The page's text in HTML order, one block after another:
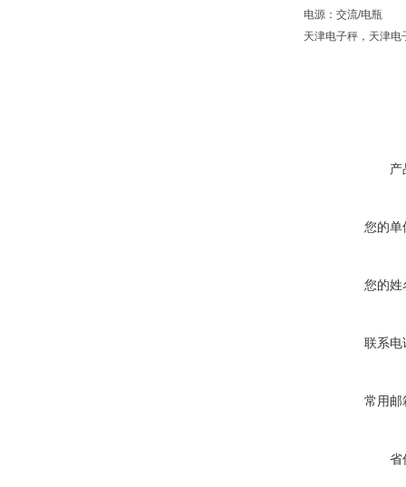
电源： 交流/电瓶
天津电子秤，天津
产
您的单
您的姓
联系电
常用邮
省